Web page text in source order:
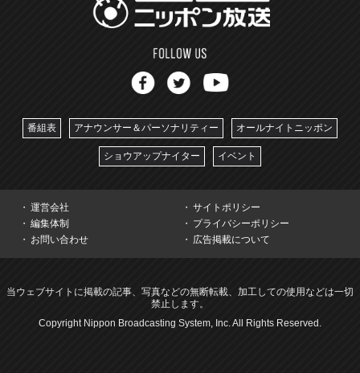
番組表 アナウンサー＆パーソナリティー オールナイトニッポン
ショウアップナイター イベント
運営会社
サイトポリシー
編集体制
プライバシーポリシー
お問い合わせ
広告掲載について
当ウェブサイトに掲載の記事、写真などの無断転載、加工しての使用などは一切
禁止します。
Copyright Nippon Broadcasting System, Inc. All Rights Reserved.